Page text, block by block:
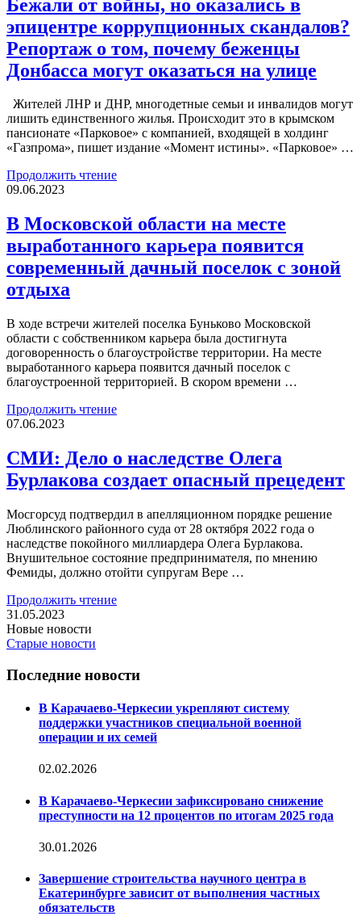
Бежали от войны, но оказались в
эпицентре коррупционных скандалов?
Репортаж о том, почему беженцы
Донбасса могут оказаться на улице
Жителей ЛНР и ДНР, многодетные семьи и инвалидов могут
лишить единственного жилья. Происходит это в крымском
пансионате «Парковое» с компанией, входящей в холдинг
«Газпрома», пишет издание «Момент истины». «Парковое» …
Продолжить чтение
09.06.2023
В Московской области на месте
выработанного карьера появится
современный дачный поселок с зоной
отдыха
В ходе встречи жителей поселка Буньково Московской
области с собственником карьера была достигнута
договоренность о благоустройстве территории. На месте
выработанного карьера появится дачный поселок с
благоустроенной территорией. В скором времени …
Продолжить чтение
07.06.2023
СМИ: Дело о наследстве Олега
Бурлакова создает опасный прецедент
Мосгорсуд подтвердил в апелляционном порядке решение
Люблинского районного суда от 28 октября 2022 года о
наследстве покойного миллиардера Олега Бурлакова.
Внушительное состояние предпринимателя, по мнению
Фемиды, должно отойти супругам Вере …
Продолжить чтение
31.05.2023
Новые новости
Старые новости
Последние новости
В Карачаево-Черкесии укрепляют систему
поддержки участников специальной военной
операции и их семей
02.02.2026
В Карачаево-Черкесии зафиксировано снижение
преступности на 12 процентов по итогам 2025 года
30.01.2026
Завершение строительства научного центра в
Екатеринбурге зависит от выполнения частных
обязательств